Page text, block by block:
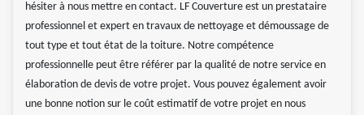
hésiter à nous mettre en contact. LF Couverture est un prestataire
professionnel et expert en travaux de nettoyage et démoussage de
tout type et tout état de la toiture. Notre compétence
professionnelle peut être référer par la qualité de notre service en
élaboration de devis de votre projet. Vous pouvez également avoir
une bonne notion sur le coût estimatif de votre projet en nous